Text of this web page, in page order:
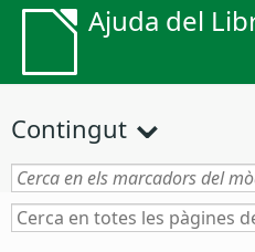
Ajuda del
Contingut